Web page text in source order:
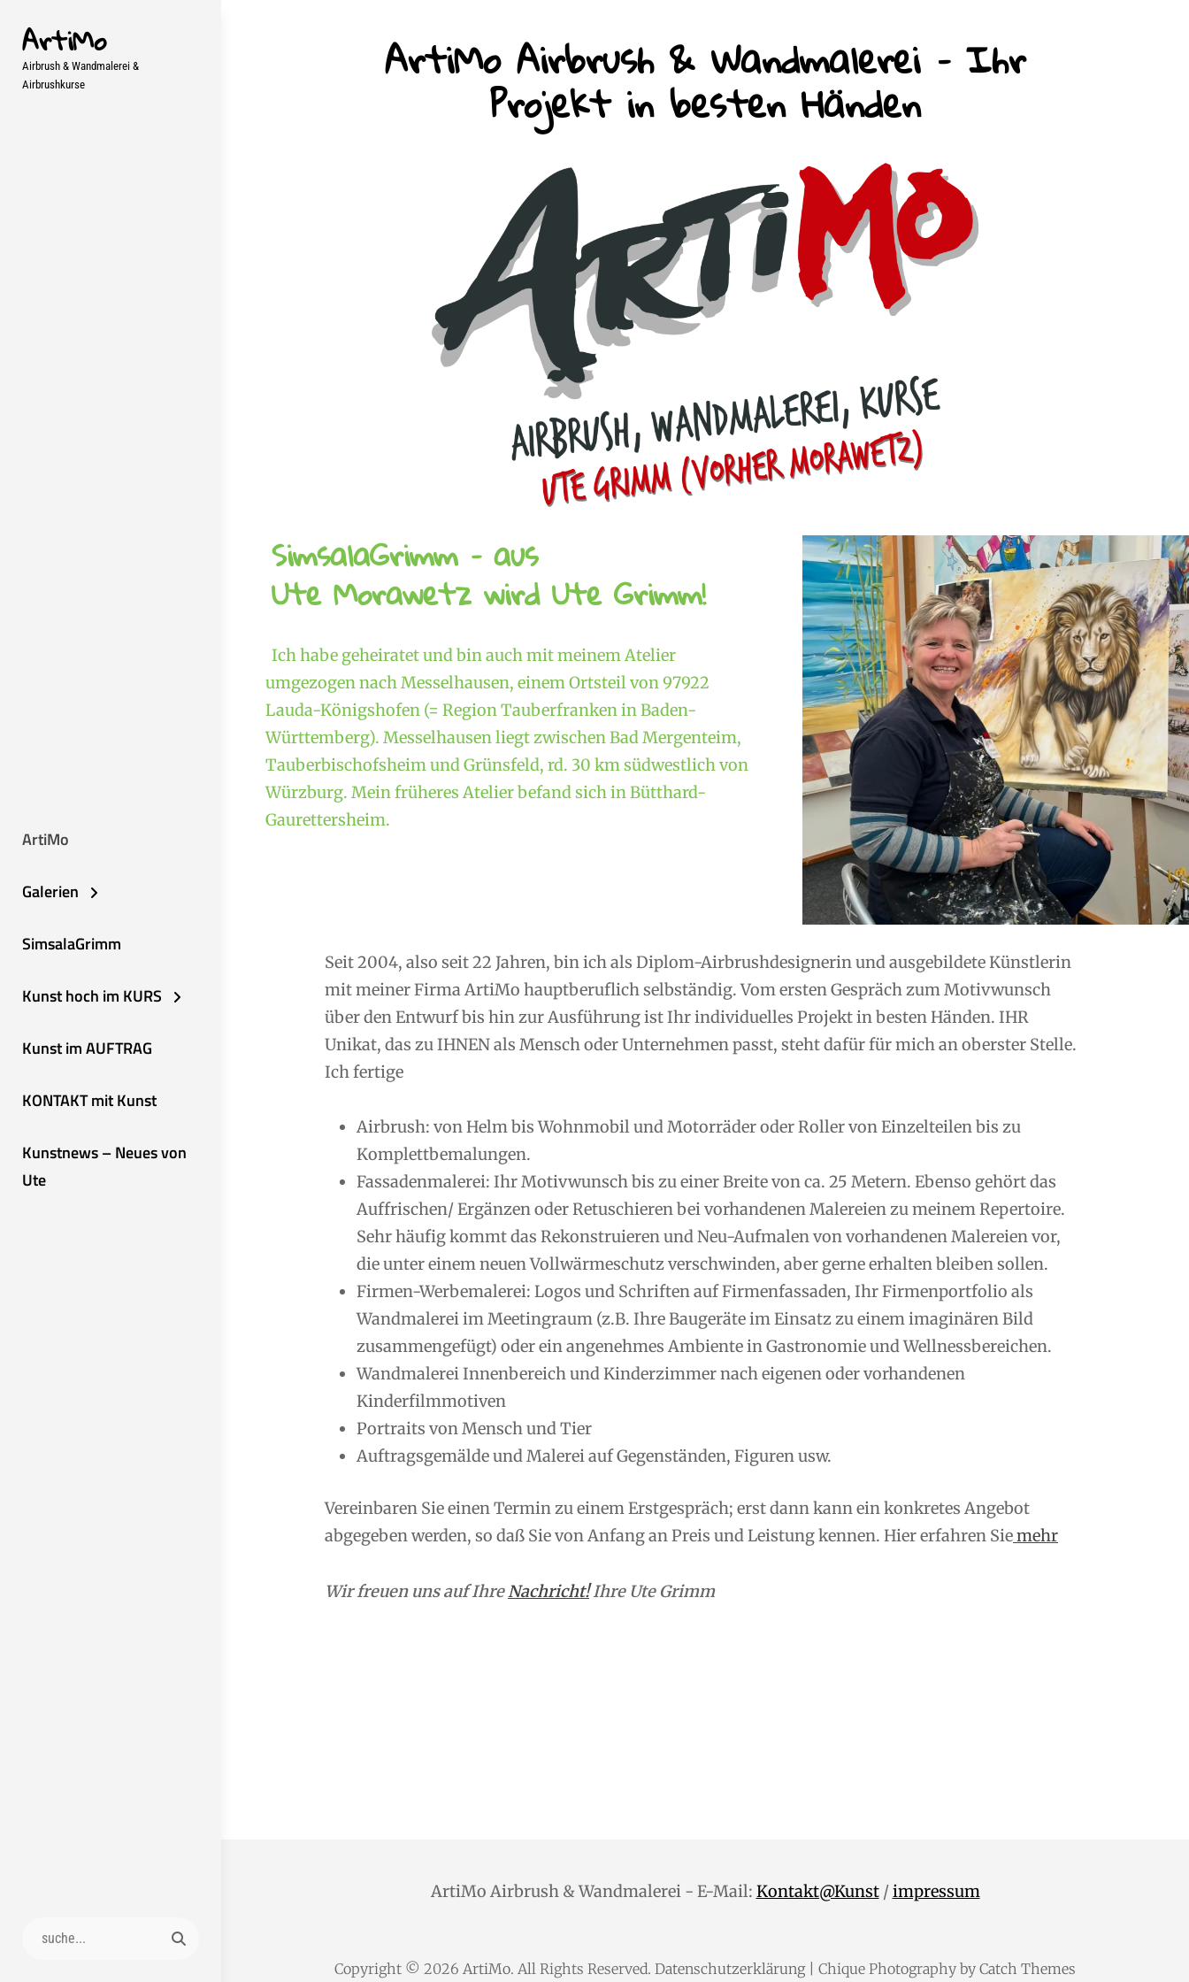
content
ArtiMo
Airbrush & Wandmalerei &
Airbrushkurse
ArtiMo
Galerien
SimsalaGrimm
Kunst hoch im KURS
Kunst im AUFTRAG
KONTAKT mit Kunst
Kunstnews – Neues von
Ute
Search
ArtiMo Airbrush & Wandmalerei – Ihr
Projekt in besten Händen
SimsalaGrimm – aus
Ute Morawetz wird Ute Grimm!
Ich habe geheiratet und bin auch mit meinem Atelier
umgezogen nach Messelhausen, einem Ortsteil von 97922
Lauda-Königshofen (= Region Tauberfranken in Baden-
Württemberg). Messelhausen liegt zwischen Bad Mergenteim,
Tauberbischofsheim und Grünsfeld, rd. 30 km südwestlich von
Würzburg. Mein früheres Atelier befand sich in Bütthard-
Gaurettersheim.
Seit 2004, also seit 22 Jahren, bin ich als Diplom-Airbrushdesignerin und ausgebildete Künstlerin
mit meiner Firma ArtiMo hauptberuflich selbständig. Vom ersten Gespräch zum Motivwunsch
über den Entwurf bis hin zur Ausführung ist Ihr individuelles Projekt in besten Händen. IHR
Unikat, das zu IHNEN als Mensch oder Unternehmen passt, steht dafür für mich an oberster Stelle.
Ich fertige
Airbrush: von Helm bis Wohnmobil und Motorräder oder Roller von Einzelteilen bis zu
Komplettbemalungen.
Fassadenmalerei: Ihr Motivwunsch bis zu einer Breite von ca. 25 Metern. Ebenso gehört das
Auffrischen/ Ergänzen oder Retuschieren bei vorhandenen Malereien zu meinem Repertoire.
Sehr häufig kommt das Rekonstruieren und Neu-Aufmalen von vorhandenen Malereien vor,
die unter einem neuen Vollwärmeschutz verschwinden, aber gerne erhalten bleiben sollen.
Firmen-Werbemalerei: Logos und Schriften auf Firmenfassaden, Ihr Firmenportfolio als
Wandmalerei im Meetingraum (z.B. Ihre Baugeräte im Einsatz zu einem imaginären Bild
zusammengefügt) oder ein angenehmes Ambiente in Gastronomie und Wellnessbereichen.
Wandmalerei Innenbereich und Kinderzimmer nach eigenen oder vorhandenen
Kinderfilmmotiven
Portraits von Mensch und Tier
Auftragsgemälde und Malerei auf Gegenständen, Figuren usw.
Vereinbaren Sie einen Termin zu einem Erstgespräch; erst dann kann ein konkretes Angebot
abgegeben werden, so daß Sie von Anfang an Preis und Leistung kennen. Hier erfahren Siemehr
Wir freuen uns auf Ihre Nachricht!Ihre Ute Grimm
ArtiMo Airbrush & Wandmalerei - E-Mail: Kontakt@Kunst/impressum
Copyright © 2026 ArtiMo. All Rights Reserved. Datenschutzerklärung| Chique Photography by Catch Themes